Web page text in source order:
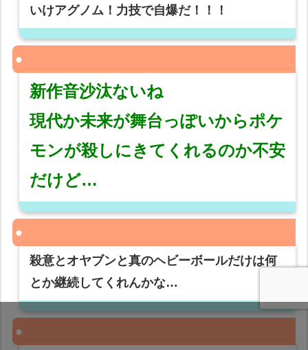
いけアグノム！力技で自爆だ！！！
新作音沙汰ないね
現代か未来が舞台っぽいからポケ
モンが殺しにきてくれるのか不安
だけど…
殺意とオヤブンと真のヘビーボールだけは何
とか継続してくれんかな…